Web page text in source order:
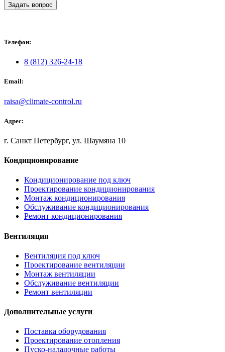
Задать вопрос
Телефон:
8 (812) 326-24-18
Email:
raisa@climate-control.ru
Адрес:
г. Санкт Петербург, ул. Шаумяна 10
Кондиционирование
Кондиционирование под ключ
Проектирование кондиционирования
Монтаж кондиционирования
Обслуживание кондиционирования
Ремонт кондиционирования
Вентиляция
Вентиляция под ключ
Проектирование вентиляции
Монтаж вентиляции
Обслуживание вентиляции
Ремонт вентиляции
Дополнительные услуги
Поставка оборудования
Проектирование отопления
Пуско-наладочные работы